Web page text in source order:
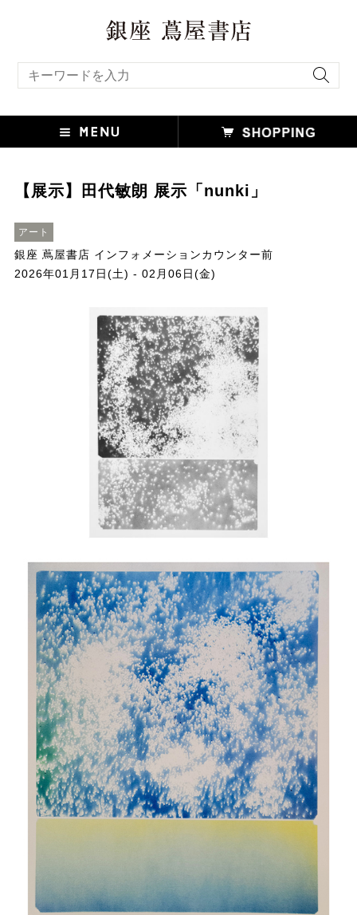
【展示】田代敏朗 展示「nunki」
アート
銀座 蔦屋書店 インフォメーションカウンター前
2026年01月17日(土) - 02月06日(金)